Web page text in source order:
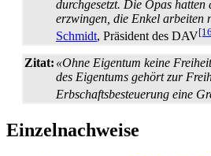
durchgesetzt. Die Opas
erzwingen, die Enkel arbeiten
Schmidt, Präsident des DAV
Zitat: «Ohne Eigentum keine
des Eigentums gehört zur
Erbschafts­besteuerung eine
Einzelnachweise